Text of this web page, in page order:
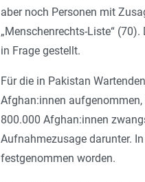
aber noch Personen mit
„Menschenrechts-Liste“
in Frage gestellt.
Für die in Pakistan
Afghan:innen
800.000 Afghan:innen
Aufnahmezusage darunter.
festgenommen worden.